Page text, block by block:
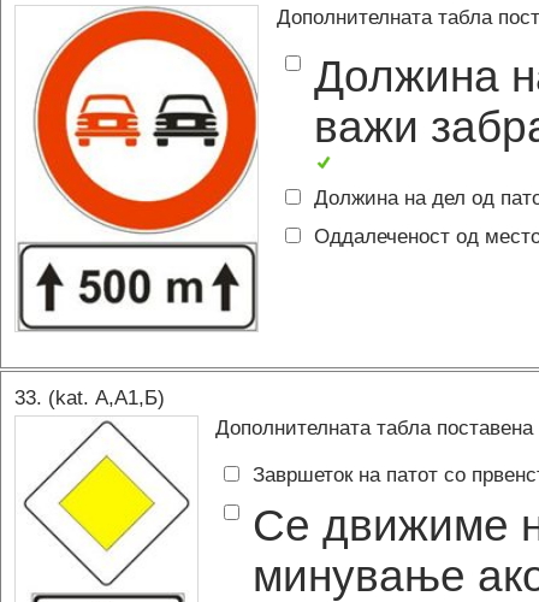
Дополнителната табла
Должина
важи
Должина на дел од
Оддалеченост од
33. (kat. А,A1,Б)
Дополнителната табла поставена
Завршеток на патот со
Се движиме
минување